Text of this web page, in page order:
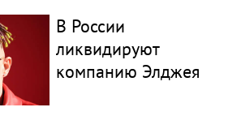
В России
ликвидируют
компанию Элджея